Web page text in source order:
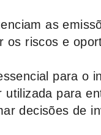
as
os riscos e
para o
para
decisões de